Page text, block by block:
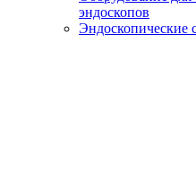
эндоскопов
Эндоскопические